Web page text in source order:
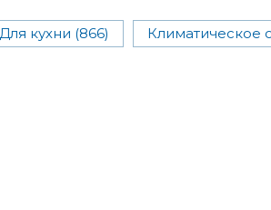
Для кухни (866) Климатическое